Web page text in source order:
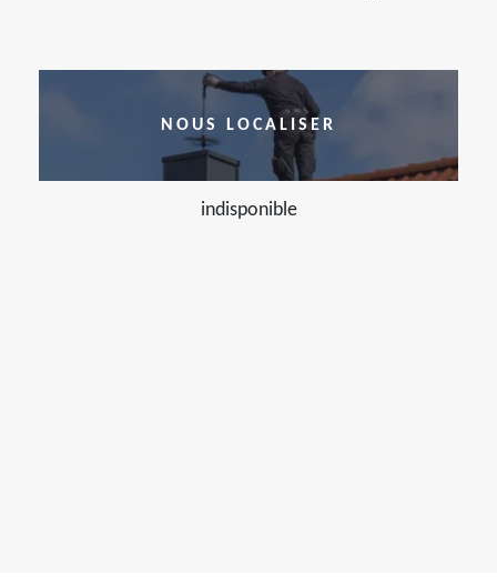
NOUS LOCALISER
indisponible